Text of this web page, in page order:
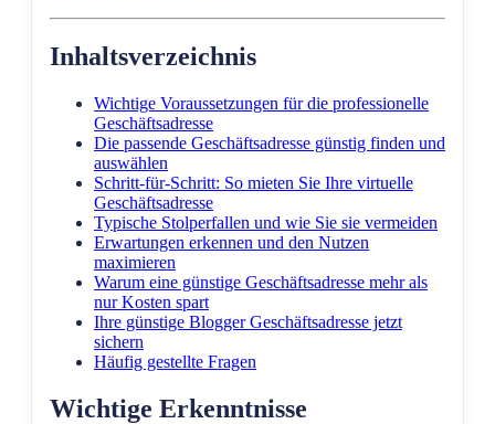
Inhaltsverzeichnis
Wichtige Voraussetzungen für die professionelle
Geschäftsadresse
Die passende Geschäftsadresse günstig finden und
auswählen
Schritt-für-Schritt: So mieten Sie Ihre virtuelle
Geschäftsadresse
Typische Stolperfallen und wie Sie sie vermeiden
Erwartungen erkennen und den Nutzen
maximieren
Warum eine günstige Geschäftsadresse mehr als
nur Kosten spart
Ihre günstige Blogger Geschäftsadresse jetzt
sichern
Häufig gestellte Fragen
Wichtige Erkenntnisse